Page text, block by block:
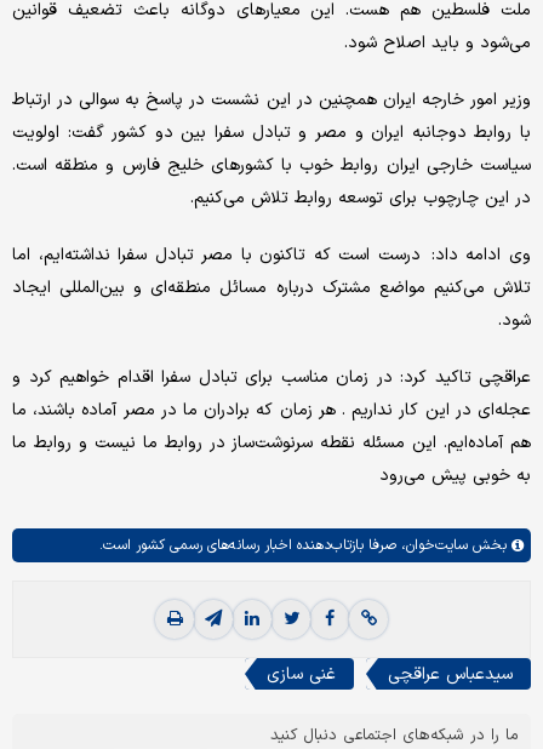
ملت فلسطین هم هست. این معیارهای دوگانه باعث تضعیف قوانین
می‌شود و باید اصلاح شود.
وزیر امور خارجه ایران همچنین در این نشست در پاسخ به سوالی در ارتباط
با روابط دوجانبه ایران و مصر و تبادل سفرا بین دو کشور گفت: اولویت
سیاست خارجی ایران روابط خوب با کشورهای خلیج فارس و منطقه است.
در این چارچوب برای توسعه روابط تلاش می‌کنیم.
وی ادامه داد: درست است که تاکنون با مصر تبادل سفرا نداشته‌ایم، اما
تلاش می‌کنیم مواضع مشترک درباره مسائل منطقه‌ای و بین‌المللی ایجاد
شود.
عراقچی تاکید کرد: در زمان مناسب برای تبادل سفرا اقدام خواهیم کرد و
عجله‌ای در این کار نداریم . هر زمان که برادران ما در مصر آماده باشند، ما
هم آماده‌ایم. این مسئله نقطه سرنوشت‌ساز در روابط ما نیست و روابط ما
به خوبی پیش می‌رود
بخش سایت‌خوان، صرفا بازتاب‌دهنده اخبار رسانه‌های رسمی کشور است.
سیدعباس عراقچی غنی سازی
ما را در شبکه‌های اجتماعی دنبال کنید